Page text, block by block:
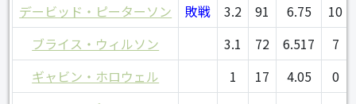
デービッド・ピーターソン
敗戦 3.2 91 6.75
10
ブライス・ウィルソン
3.1 72 6.517
7
ギャビン・ホロウェル
1 17 4.05
0